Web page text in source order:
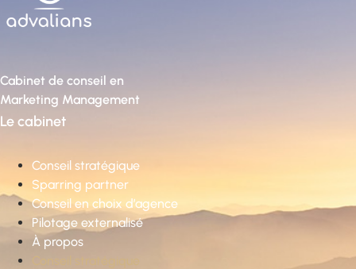
Cabinet de conseil en
Marketing Management
Le cabinet
Conseil stratégique
Sparring partner
Conseil en choix d’agence
Pilotage externalisé
À propos
Conseil stratégique